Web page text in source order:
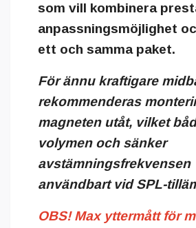
som vill kombinera
anpassningsmöjlighet
ett och samma paket.
För ännu kraftigare
rekommenderas
magneten utåt, vilket
volymen och sänker
avstämningsfrekvensen
användbart vid SPL-
OBS! Max yttermått för